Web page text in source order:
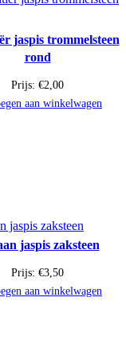
jaspis trommelsteen
rond
Prijs: €2,00
aan winkelwagen
jaspis zaksteen
Prijs: €3,50
aan winkelwagen